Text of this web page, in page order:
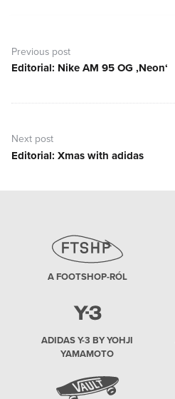
navigáció
Previous post
Previous
Editorial: Nike AM 95 OG ‚Neon‘
Next post
Next
Editorial: Xmas with adidas
A FOOTSHOP-RÓL
ADIDAS Y-3 BY YOHJI
YAMAMOTO